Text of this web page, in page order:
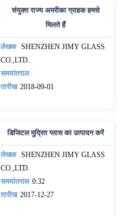
संयुक्त राज्य अमरीका ग्राहक हमसे
मिलते हैं
लेखक SHENZHEN JIMY GLASS
CO.,LTD.
समयांतराल
तारीख 2018-09-01
डिजिटल मुद्रित ग्लास का उत्पादन करें
लेखक SHENZHEN JIMY GLASS
CO.,LTD.
समयांतराल 0:32
तारीख 2017-12-27